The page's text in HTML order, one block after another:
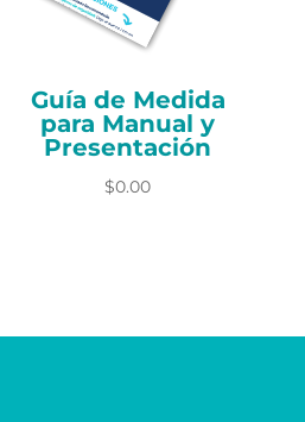
Guía de Medida
para Manual y
Presentación
$0.00